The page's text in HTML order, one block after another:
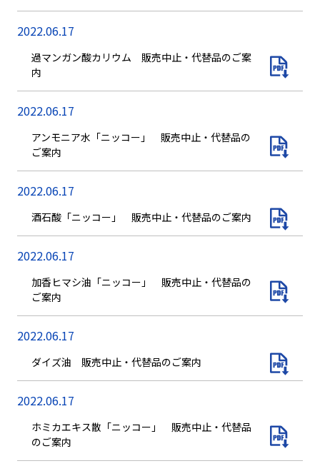
2022.06.17
過マンガン酸カリウム 販売中止・代替品のご案
内
2022.06.17
アンモニア水「ニッコー」 販売中止・代替品の
ご案内
2022.06.17
酒石酸「ニッコー」 販売中止・代替品のご案内
2022.06.17
加香ヒマシ油「ニッコー」 販売中止・代替品の
ご案内
2022.06.17
ダイズ油 販売中止・代替品のご案内
2022.06.17
ホミカエキス散「ニッコー」 販売中止・代替品
のご案内